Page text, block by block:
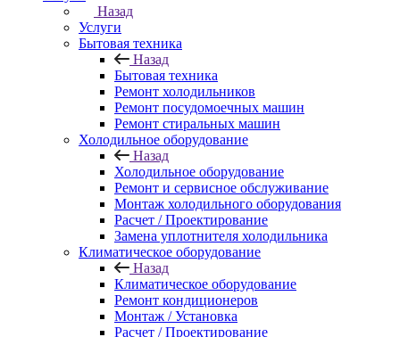
Назад
Услуги
Бытовая техника
Назад
Бытовая техника
Ремонт холодильников
Ремонт посудомоечных машин
Ремонт стиральных машин
Холодильное оборудование
Назад
Холодильное оборудование
Ремонт и сервисное обслуживание
Монтаж холодильного оборудования
Расчет / Проектирование
Замена уплотнителя холодильника
Климатическое оборудование
Назад
Климатическое оборудование
Ремонт кондиционеров
Монтаж / Установка
Расчет / Проектирование